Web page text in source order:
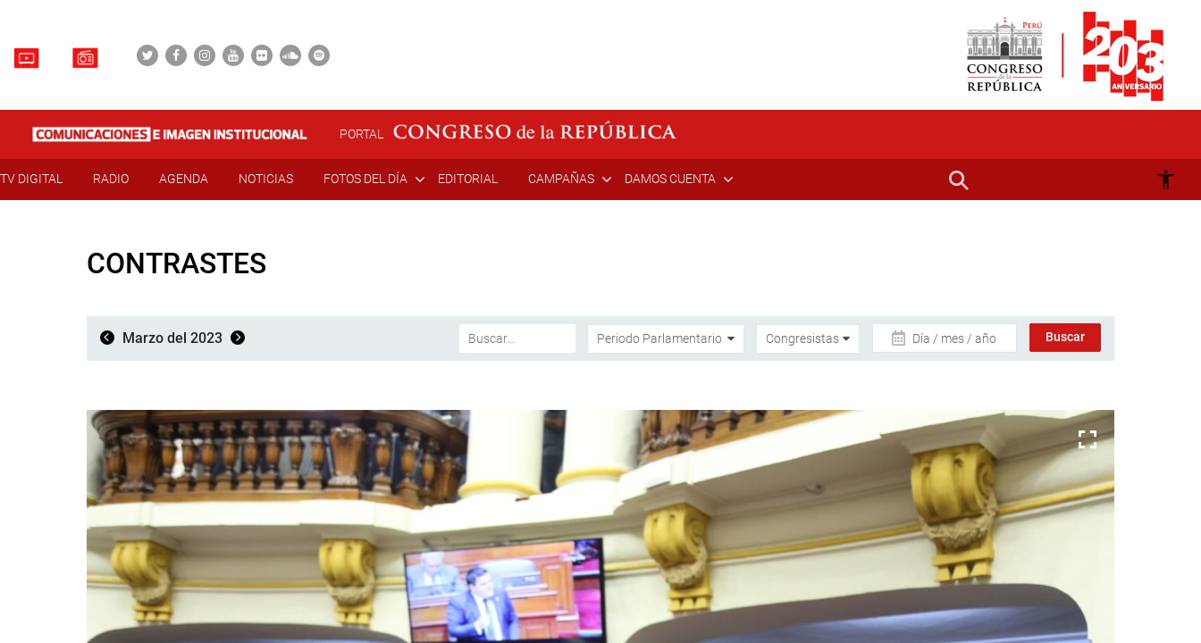
PORTAL
TV DIGITAL RADIO AGENDA NOTICIAS FOTOS DEL DÍA EDITORIAL CAMPAÑAS DAMOS CUENTA
CONTRASTES
Marzo del 2023 Día / mes / año